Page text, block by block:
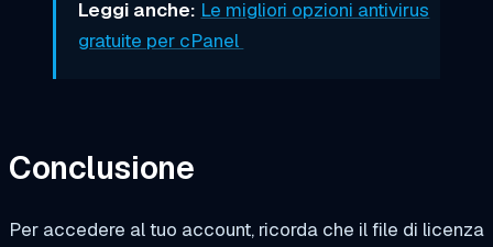
Leggi anche: Le migliori opzioni antivirus
gratuite per cPanel
Conclusione
Per accedere al tuo account, ricorda che il file di licenza